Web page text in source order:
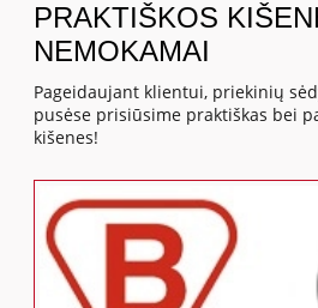
PRAKTIŠKOS
NEMOKAMAI
Pageidaujant klientui, priekinių
pusėse prisiūsime praktiškas bei
kišenes!